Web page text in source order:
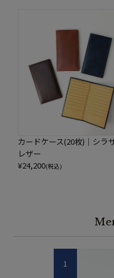
カードケース(20枚)｜シラ
レザー
¥24,200(税込)
1